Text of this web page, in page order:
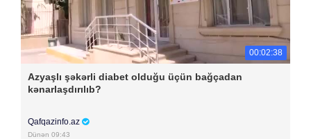
00:02:38
Azyaşlı şəkərli diabet olduğu üçün bağçadan
kənarlaşdırılıb?
Qafqazinfo.az
Dünən 09:43